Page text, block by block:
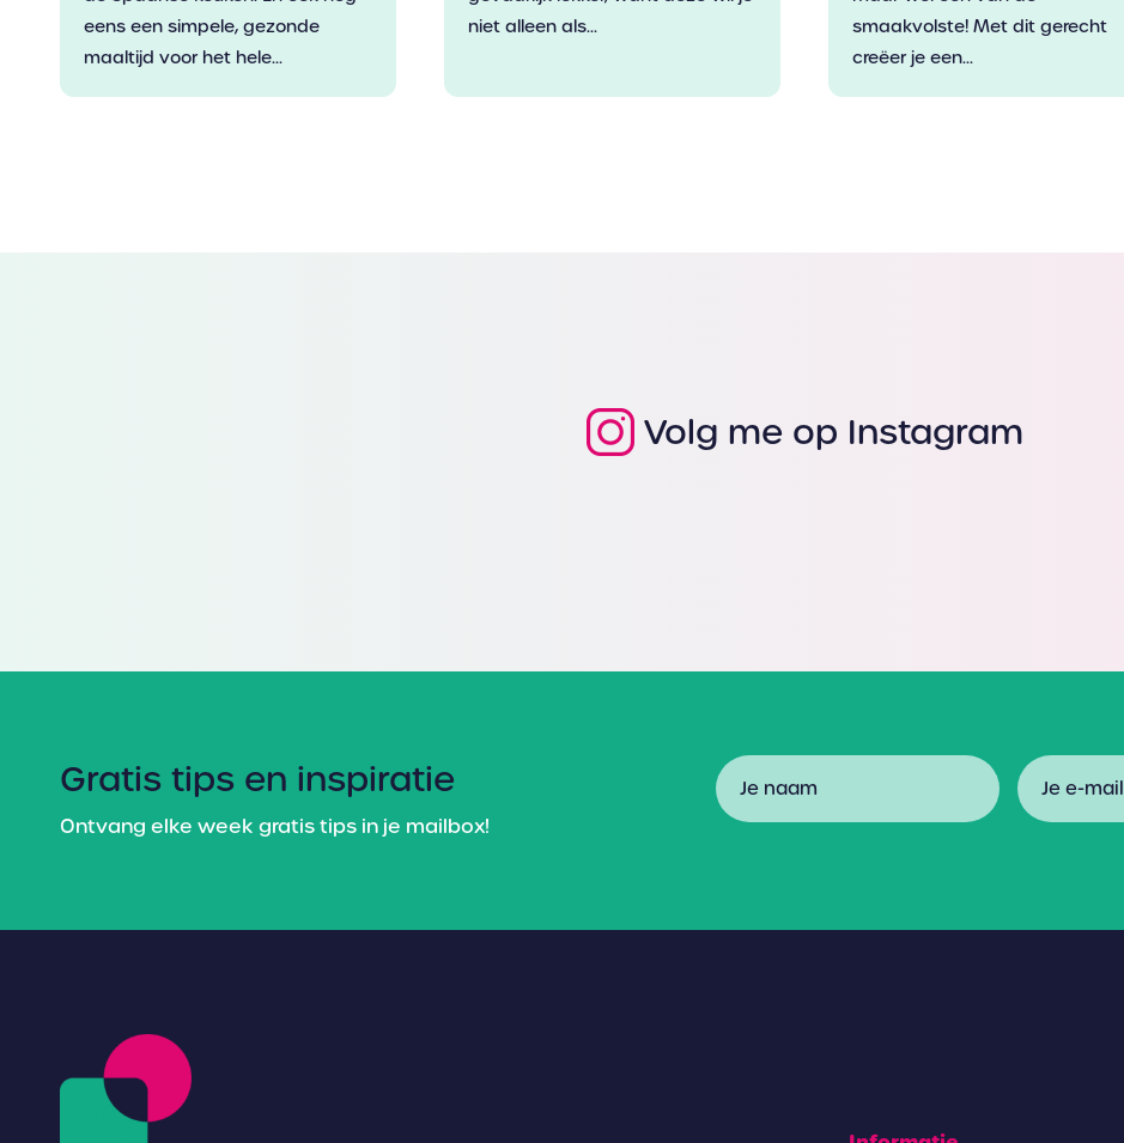
eens een simpele, gezonde
maaltijd voor het hele...
niet alleen als...
smaakvolste! Met dit gerecht
creëer je een...
Volg me op Instagram
Gratis tips en inspiratie
Ontvang elke week gratis tips in je mailbox!